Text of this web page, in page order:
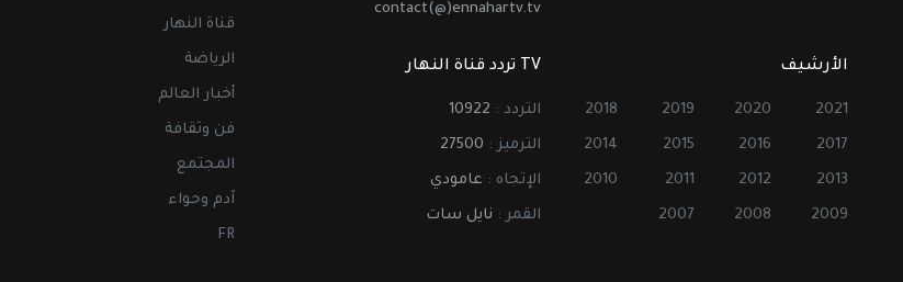
contact(@)ennahartv.tv
الأرشيف
2021
2020
2019
2018
2017
2016
2015
2014
2013
2012
2011
2010
2009
2008
2007
TV تردد قناة النهار
التردد : 10922
الترميز : 27500
الإتجاه : عامودي
القمر : نايل سات
قناة النهار
الرياضة
أخبار العالم
فن وثقافة
المجتمع
آدم وحواء
FR